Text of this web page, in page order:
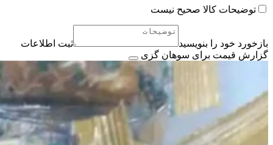
توضیحات کالا صحیح نیست
بازخورد خود را بنویسید
ثبت اطلاعات
گزارش قیمت برای سوهان گزی